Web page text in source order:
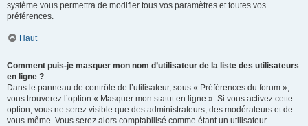
système vous permettra de modifier tous vos paramètres et toutes vos
préférences.
Haut
Comment puis-je masquer mon nom d’utilisateur de la liste des utilisateurs
en ligne ?
Dans le panneau de contrôle de l’utilisateur, sous « Préférences du forum »,
vous trouverez l’option « Masquer mon statut en ligne ». Si vous activez cette
option, vous ne serez visible que des administrateurs, des modérateurs et de
vous-même. Vous serez alors comptabilisé comme étant un utilisateur